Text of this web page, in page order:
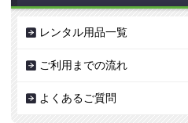
レンタル用品一覧
ご利用までの流れ
よくあるご質問